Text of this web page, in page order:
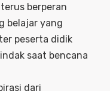
berperan
belajar yang
peserta didik
saat bencana
dari